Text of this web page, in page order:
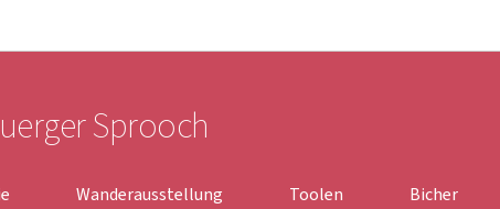
Sprooch
Wanderausstellung Toolen
Bicher